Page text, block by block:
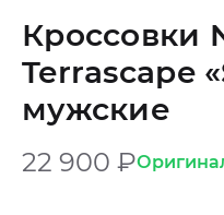
Кроссовки
Terrascape
мужские
22 900 ₽